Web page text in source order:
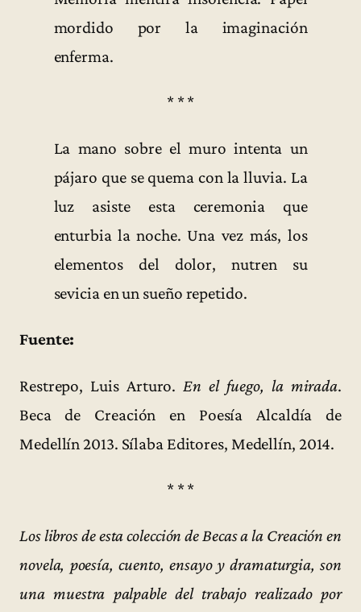
mordido por la imaginación
enferma.
* * *
La mano sobre el muro intenta un
pájaro que se quema con la lluvia. La
luz asiste esta ceremonia que
enturbia la noche. Una vez más, los
elementos del dolor, nutren su
sevicia en un sueño repetido.
Fuente:
Restrepo, Luis Arturo. En el fuego, la mirada.
Beca de Creación en Poesía Alcaldía de
Medellín 2013. Sílaba Editores, Medellín, 2014.
* * *
Los libros de esta colección de Becas a la Creación en
novela, poesía, cuento, ensayo y dramaturgia, son
una muestra palpable del trabajo realizado por